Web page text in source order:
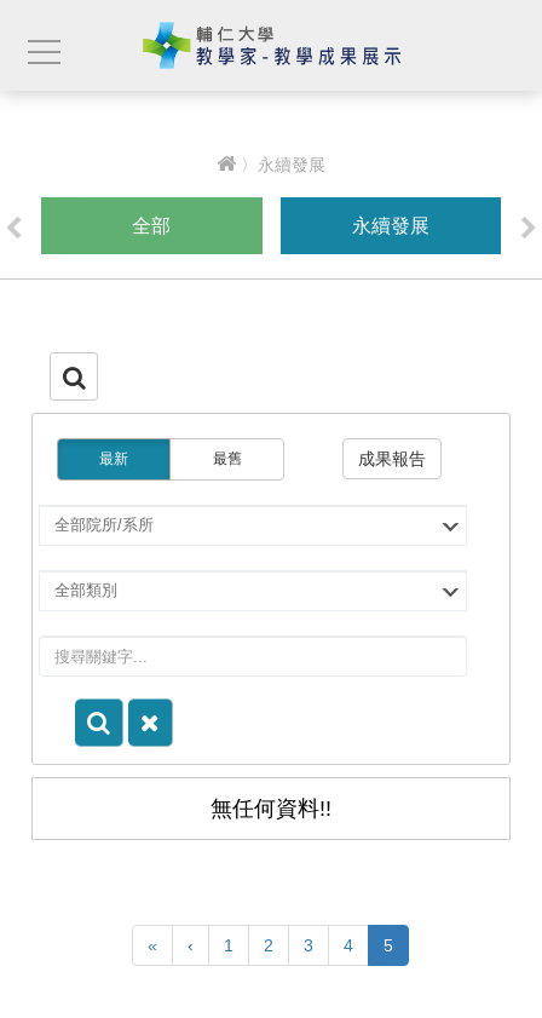
〉永續發展
全部 永續發展
最新 最舊 成果報告
選
所/
所
選
別
無任何資料!!
« ‹ 1 2 3 4 5